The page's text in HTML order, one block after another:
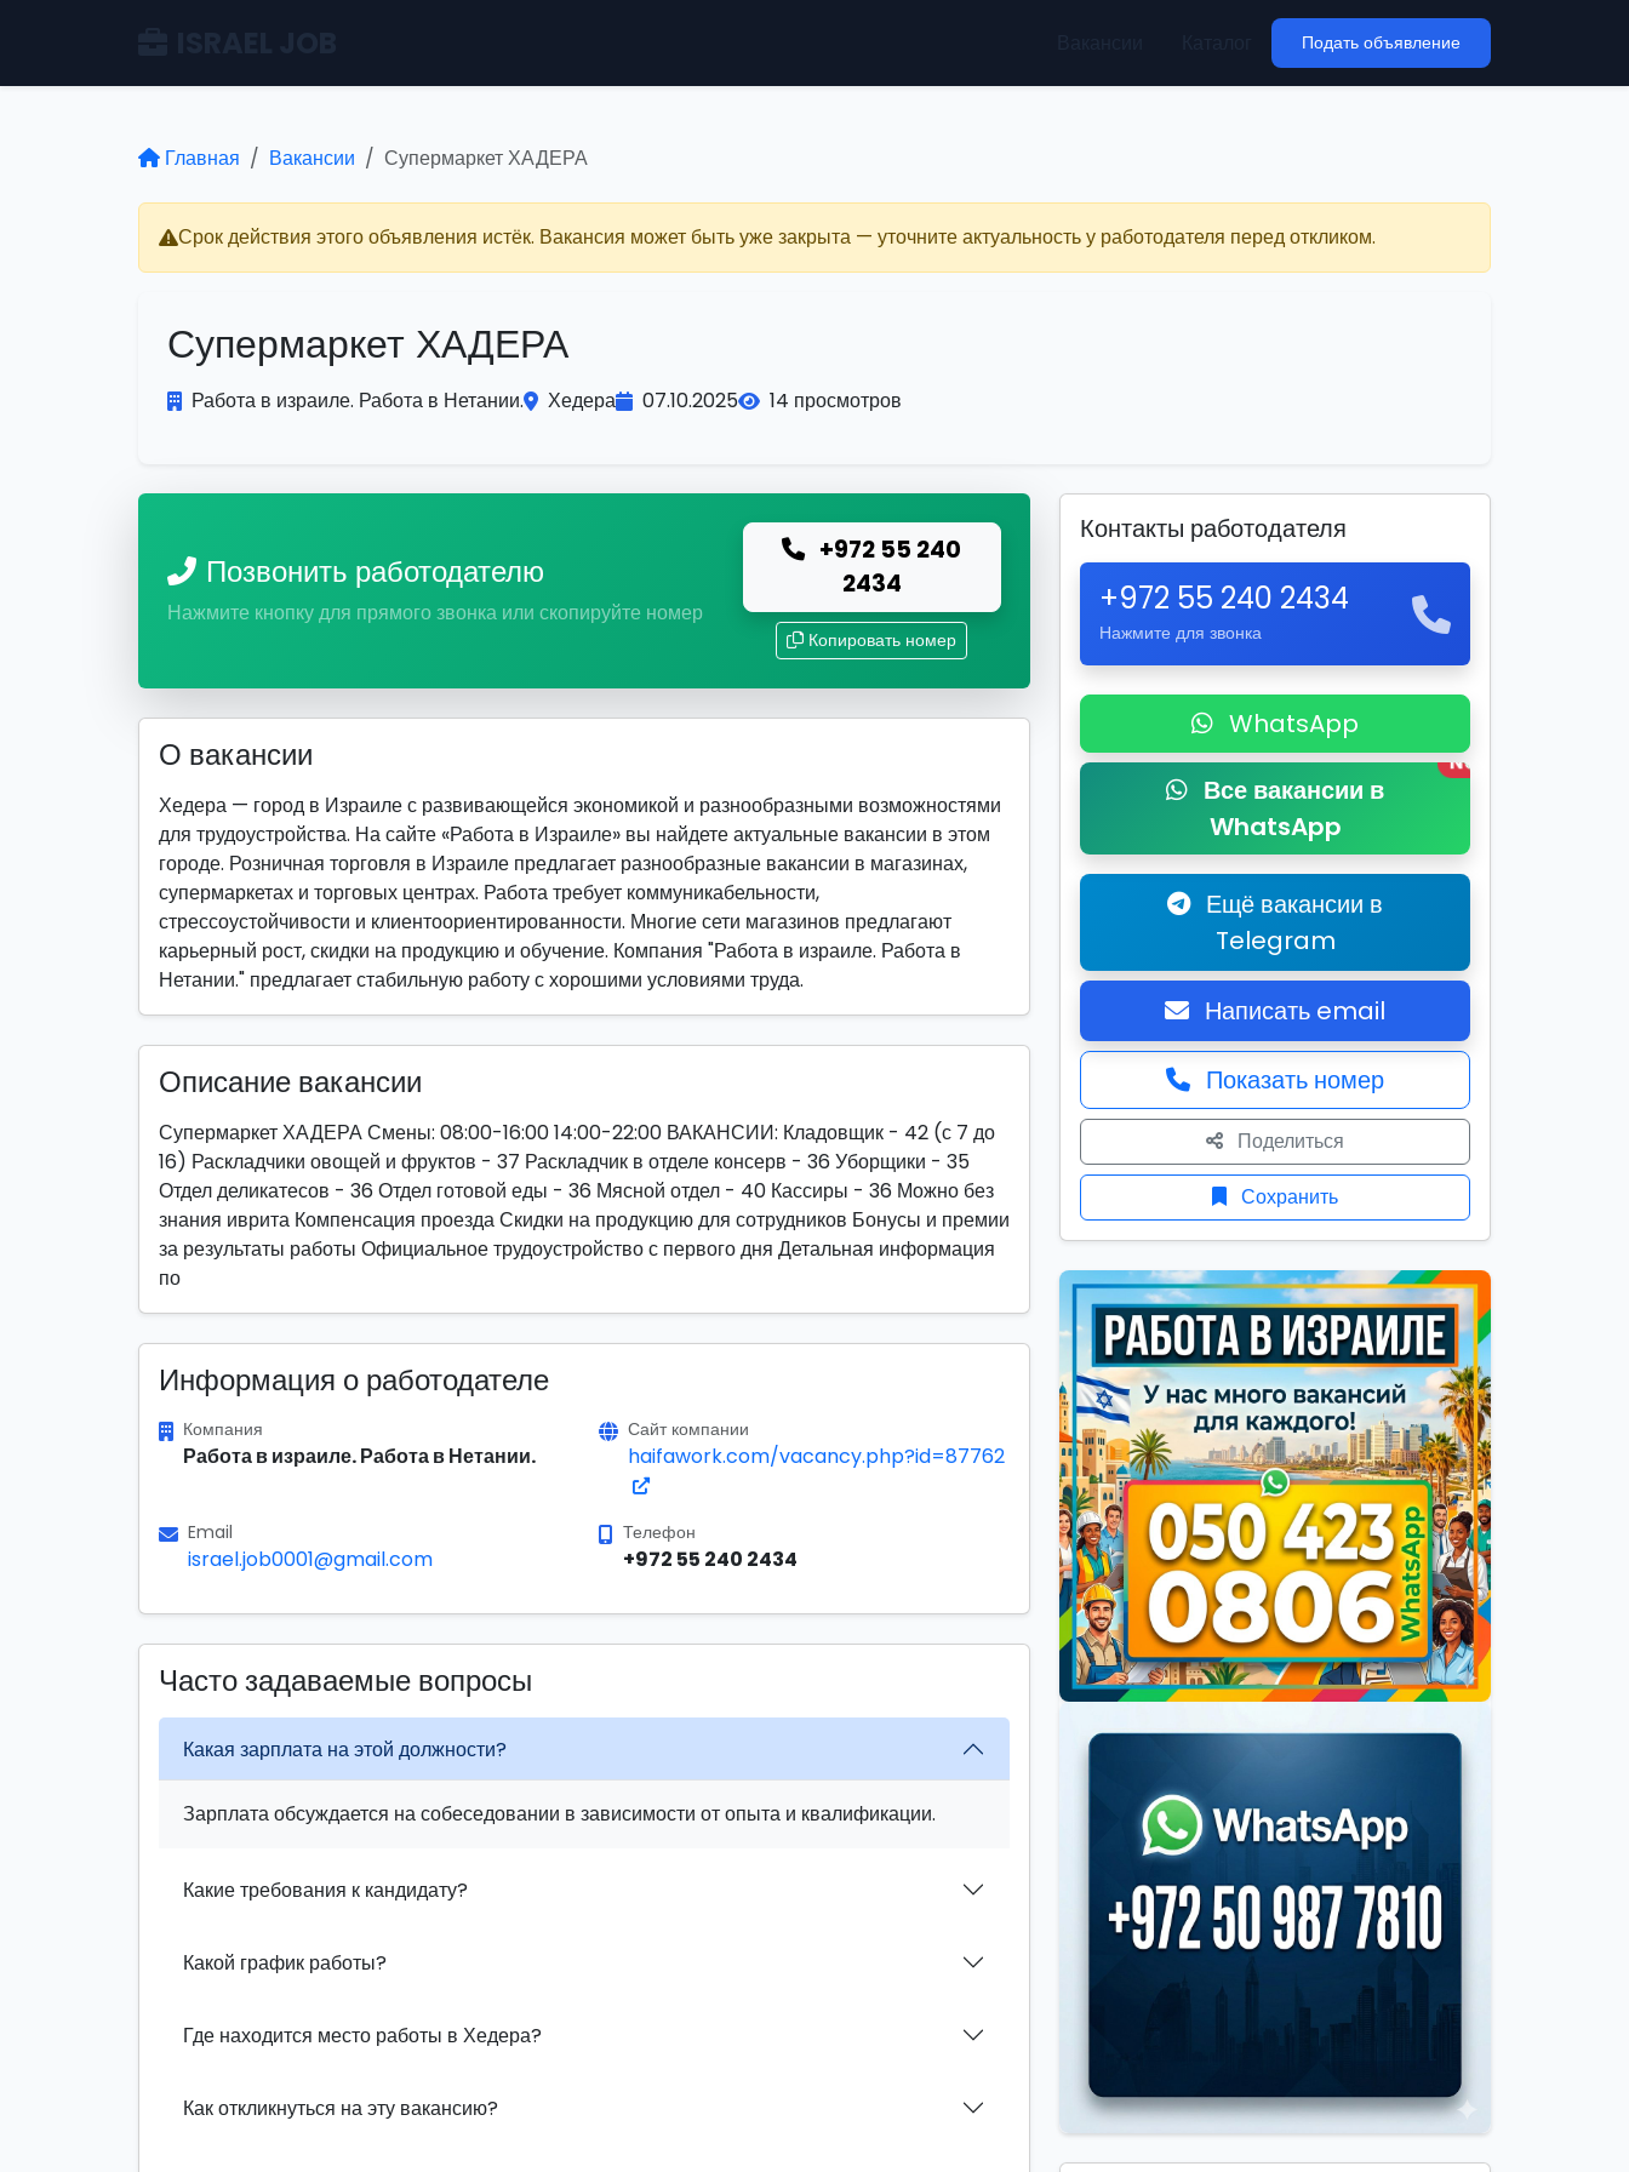
Подать объявление
Главная Вакансии Супермаркет ХАДЕРА
Срок действия этого объявления истёк. Вакансия может быть уже закрыта — уточните актуальность у работодателя перед откликом.
Супермаркет ХАДЕРА
Работа в израиле. Работа в Нетании. Хедера 07.10.2025 14 просмотров
Позвонить работодателю
Нажмите кнопку для прямого звонка или скопируйте номер
+972 55 240
2434
Копировать номер
О вакансии
Хедера — город в Израиле с развивающейся экономикой и разнообразными возможностями
для трудоустройства. На сайте «Работа в Израиле» вы найдете актуальные вакансии в этом
городе. Розничная торговля в Израиле предлагает разнообразные вакансии в магазинах,
супермаркетах и торговых центрах. Работа требует коммуникабельности,
стрессоустойчивости и клиентоориентированности. Многие сети магазинов предлагают
карьерный рост, скидки на продукцию и обучение. Компания "Работа в израиле. Работа в
Нетании." предлагает стабильную работу с хорошими условиями труда.
Описание вакансии
Супермаркет ХАДЕРА Смены: 08:00-16:00 14:00-22:00 ВАКАНСИИ: Кладовщик - 42 (с 7 до
16) Раскладчики овощей и фруктов - 37 Раскладчик в отделе консерв - 36 Уборщики - 35
Отдел деликатесов - 36 Отдел готовой еды - 36 Мясной отдел - 40 Кассиры - 36 Можно без
знания иврита Компенсация проезда Скидки на продукцию для сотрудников Бонусы и премии
за результаты работы Официальное трудоустройство с первого дня Детальная информация
по
Информация о работодателе
Компания
Работа в израиле. Работа в Нетании.
Сайт компании
haifawork.com/vacancy.php?id=87762
Email
israel.job0001@gmail.com
Телефон
+972 55 240 2434
Часто задаваемые вопросы
Какая зарплата на этой должности?
Зарплата обсуждается на собеседовании в зависимости от опыта и квалификации.
Какие требования к кандидату?
Какой график работы?
Где находится место работы в Хедера?
Как откликнуться на эту вакансию?
Контакты работодателя
+972 55 240 2434
Нажмите для звонка
WhatsApp
Все вакансии в
WhatsApp
New
Ещё вакансии в
Telegram
Написать email
Показать номер
Поделиться
Сохранить